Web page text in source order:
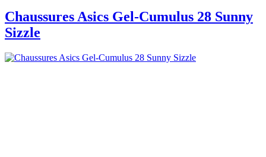
Chaussures Asics Gel-Cumulus 28 Sunny
Sizzle